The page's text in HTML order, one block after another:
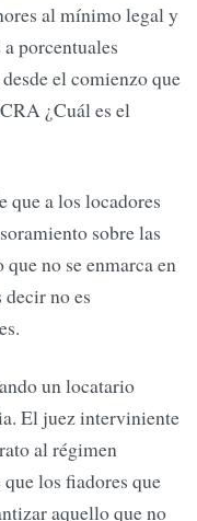
al mínimo legal y
porcentuales
el comienzo que
¿Cuál es el
que a los locadores
sobre las
no se enmarca en
no es
un locatario
El juez interviniente
al régimen
los fiadores que
aquello que no